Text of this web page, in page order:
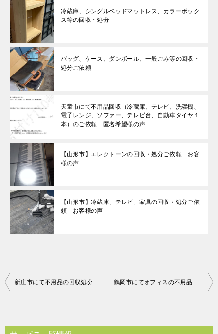
冷蔵庫、シングルベッドマットレス、カラーボック
ス等の回収・処分
バッグ、ケース、ダンボール、一般ごみ等の回収・
処分ご依頼
天童市にて不用品回収（冷蔵庫、テレビ、洗濯機、
電子レンジ、ソファー、テレビ台、自動車タイヤ１
本）のご依頼 匿名希望様の声
【山形市】エレクトーンの回収・処分ご依頼 お客
様の声
【山形市】冷蔵庫、テレビ、家具の回収・処分ご依
頼 お客様の声
投
ビ
新庄市にて不用品の回収処分のご依頼 お客様の声 鶴岡市にてオフィスの不用品の回収処分のご依頼 お客様の声